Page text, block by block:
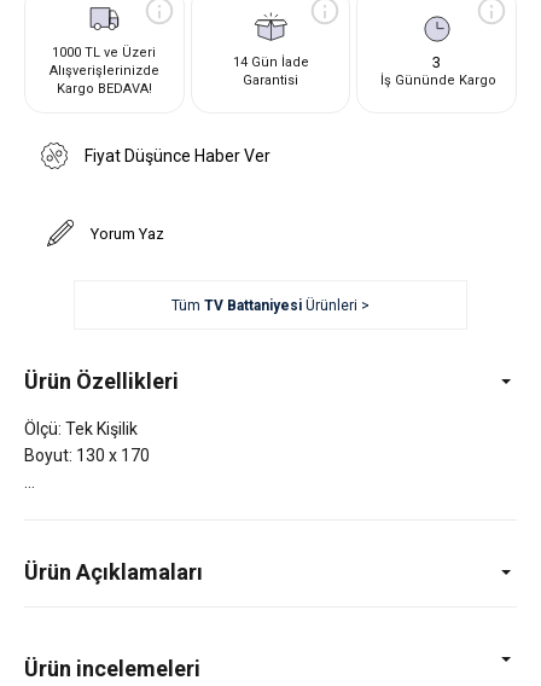
1000 TL ve Üzeri
Alışverişlerinizde
Kargo BEDAVA!
14 Gün İade
Garantisi
3
İş Gününde Kargo
Fiyat Düşünce Haber Ver
Yorum Yaz
Tüm TV BattaniyesiÜrünleri >
Ürün Özellikleri
Ölçü: Tek Kişilik
Boyut: 130 x 170
Ürün Açıklamaları